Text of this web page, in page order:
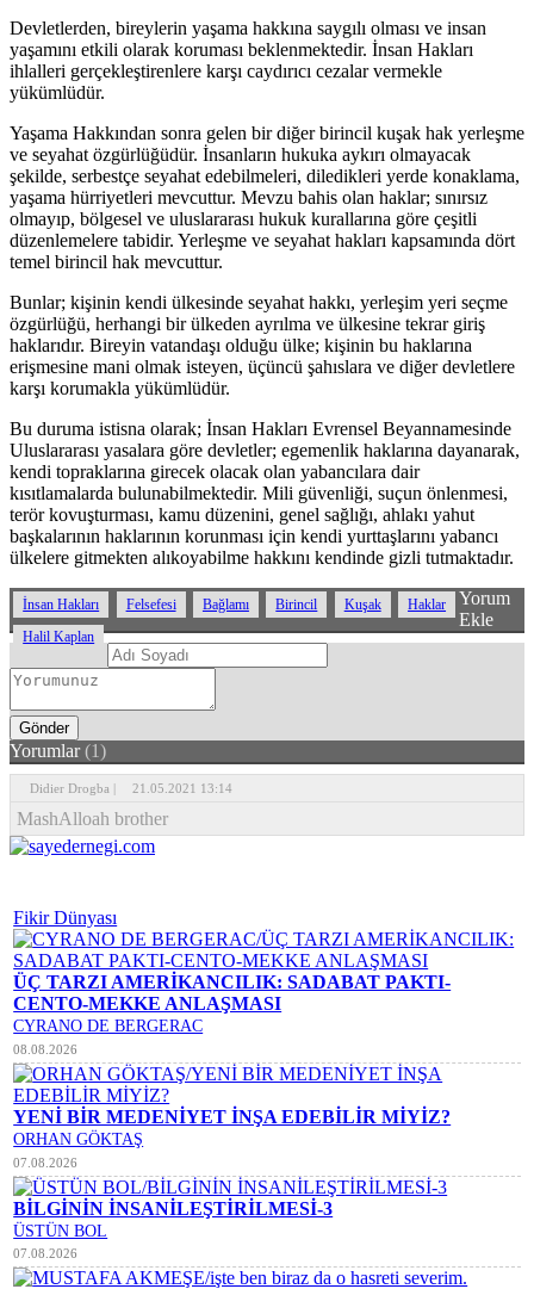
Devletlerden, bireylerin yaşama hakkına saygılı olması ve insan
yaşamını etkili olarak koruması beklenmektedir. İnsan Hakları
ihlalleri gerçekleştirenlere karşı caydırıcı cezalar vermekle
yükümlüdür.
Yaşama Hakkından sonra gelen bir diğer birincil kuşak hak yerleşme
ve seyahat özgürlüğüdür. İnsanların hukuka aykırı olmayacak
şekilde, serbestçe seyahat edebilmeleri, diledikleri yerde konaklama,
yaşama hürriyetleri mevcuttur. Mevzu bahis olan haklar; sınırsız
olmayıp, bölgesel ve uluslararası hukuk kurallarına göre çeşitli
düzenlemelere tabidir. Yerleşme ve seyahat hakları kapsamında dört
temel birincil hak mevcuttur.
Bunlar; kişinin kendi ülkesinde seyahat hakkı, yerleşim yeri seçme
özgürlüğü, herhangi bir ülkeden ayrılma ve ülkesine tekrar giriş
haklarıdır. Bireyin vatandaşı olduğu ülke; kişinin bu haklarına
erişmesine mani olmak isteyen, üçüncü şahıslara ve diğer devletlere
karşı korumakla yükümlüdür.
Bu duruma istisna olarak; İnsan Hakları Evrensel Beyannamesinde
Uluslararası yasalara göre devletler; egemenlik haklarına dayanarak,
kendi topraklarına girecek olacak olan yabancılara dair
kısıtlamalarda bulunabilmektedir. Mili güvenliği, suçun önlenmesi,
terör kovuşturması, kamu düzenini, genel sağlığı, ahlakı yahut
başkalarının haklarının korunması için kendi yurttaşlarını yabancı
ülkelere gitmekten alıkoyabilme hakkını kendinde gizli tutmaktadır.
İnsan Hakları Felsefesi Bağlamı Birincil Kuşak
Haklar
Halil Kaplan
Yorum
Ekle
Yorumlar(1)
Didier Drogba | 21.05.2021 13:14
MashAlloah brother
Fikir Dünyası
ÜÇ TARZI AMERİKANCILIK: SADABAT PAKTI-
CENTO-MEKKE ANLAŞMASI
CYRANO DE BERGERAC
08.08.2026
YENİ BİR MEDENİYET İNŞA EDEBİLİR MİYİZ?
ORHAN GÖKTAŞ
07.08.2026
BİLGİNİN İNSANİLEŞTİRİLMESİ-3
ÜSTÜN BOL
07.08.2026